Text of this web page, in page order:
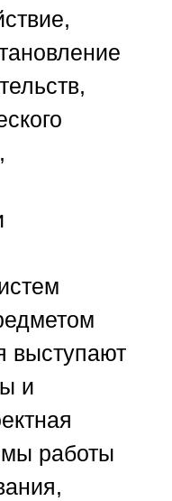
выступают
и
работы